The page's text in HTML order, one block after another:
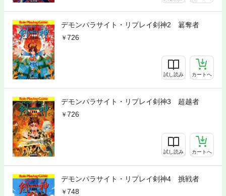
デモンパラサイト・リプレイ剣神2 簒奪者
726
試し読み カートへ
デモンパラサイト・リプレイ剣神3 超越者
726
試し読み カートへ
デモンパラサイト・リプレイ剣神4 挑戦者
748